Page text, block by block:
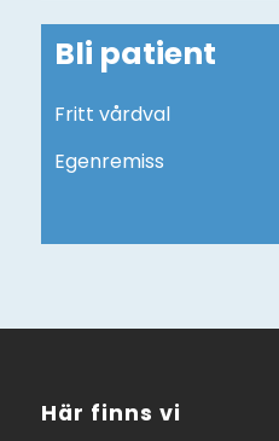
Bli patient
Fritt vårdval
Egenremiss
Här finns vi